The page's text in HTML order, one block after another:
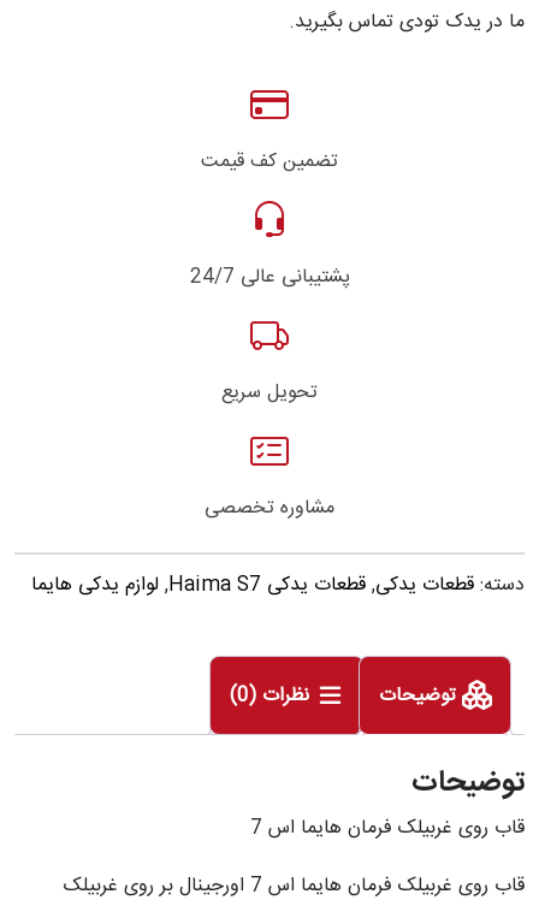
ما در یدک تودی تماس بگیرید.
تضمین کف قیمت
پشتیبانی عالی 24/7
تحویل سریع
مشاوره تخصصی
دسته:قطعات یدکی,قطعات یدکی Haima S7 ,لوازم یدکی هایما
توضیحات نظرات (0)
توضیحات
قاب روی غربیلک فرمان هایما اس 7
قاب روی غربیلک فرمان هایما اس 7 اورجینال بر روی غربیلک